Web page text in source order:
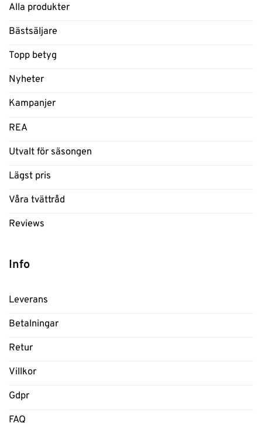
Alla produkter
Bästsäljare
Topp betyg
Nyheter
Kampanjer
REA
Utvalt för säsongen
Lägst pris
Våra tvättråd
Reviews
Info
Leverans
Betalningar
Retur
Villkor
Gdpr
FAQ